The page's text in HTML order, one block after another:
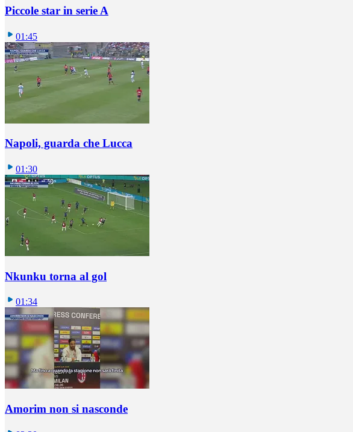
Piccole star in serie A
01:45
Napoli, guarda che Lucca
01:30
Nkunku torna al gol
01:34
Amorim non si nasconde